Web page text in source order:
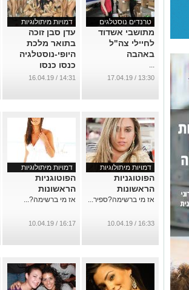
טרנדים נוסטלגים
מתושבי אשדוד
לחיילי צה"ל
באהבה
...
13:30 / 17.04.19
דמויות מיתולוגיות
עדן סבן זוכה
בתואר מלכת
היופי-נוסטלגיה
כנסו כנסו
...
14:31 / 16.04.19
דמויות מיתולוגיות
הפוטוגניות
הראשונות
אז מי ברשימה?ספיר...
16:33 / 10.04.19
דמויות מיתולוגיות
הפוטוגניות
הראשונות
אז מי ברשימה?...
16:17 / 10.04.19